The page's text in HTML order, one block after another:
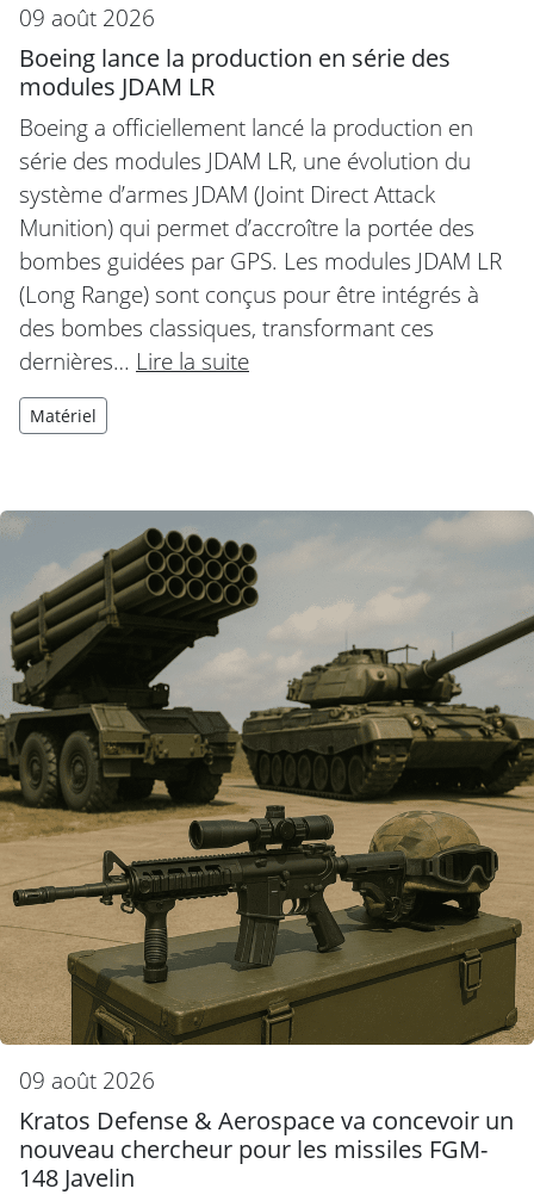
09 août 2026
Boeing lance la production en série des
modules JDAM LR
Boeing a officiellement lancé la production en
série des modules JDAM LR, une évolution du
système d’armes JDAM (Joint Direct Attack
Munition) qui permet d’accroître la portée des
bombes guidées par GPS. Les modules JDAM LR
(Long Range) sont conçus pour être intégrés à
des bombes classiques, transformant ces
dernières… Lire la suite
Matériel
09 août 2026
Kratos Defense & Aerospace va concevoir un
nouveau chercheur pour les missiles FGM-
148 Javelin